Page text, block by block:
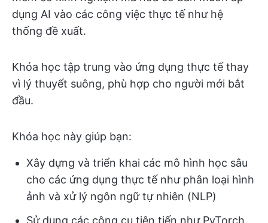
dụng AI vào các công việc thực tế như hệ
thống đề xuất.
Khóa học tập trung vào ứng dụng thực tế thay
vì lý thuyết suông, phù hợp cho người mới bắt
đầu.
Khóa học này giúp bạn:
Xây dựng và triển khai các mô hình học sâu
cho các ứng dụng thực tế như phân loại hình
ảnh và xử lý ngôn ngữ tự nhiên (NLP)
Sử dụng các công cụ tiên tiến như PyTorch,